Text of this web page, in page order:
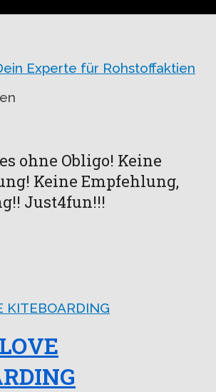
Experte für Rohstoffaktien
ohne Obligo! Keine
Keine Empfehlung,
Just4fun!!!